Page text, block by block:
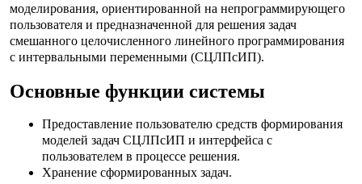
моделирования, ориентированной на непрограммирующего
пользователя и предназначенной для решения задач
смешанного целочисленного линейного программирования
с интервальными переменными (СЦЛПсИП).
Основные функции системы
Предоставление пользователю средств формирования
моделей задач СЦЛПсИП и интерфейса с
пользователем в процессе решения.
Хранение сформированных задач.